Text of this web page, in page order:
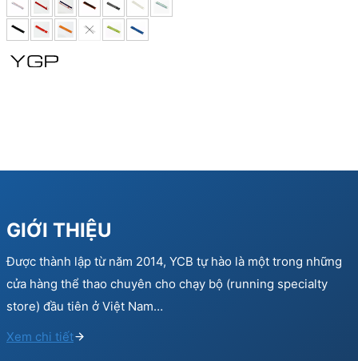
was:
150.000 ₫.
is:
90.000 ₫.
GIỚI THIỆU
Được thành lập từ năm 2014, YCB tự hào là một trong những
cửa hàng thể thao chuyên cho chạy bộ (running specialty
store) đầu tiên ở Việt Nam…
Xem chi tiết